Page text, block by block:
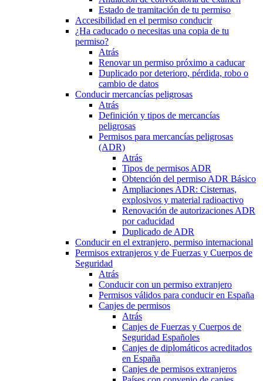
Estado de tramitación de tu permiso
Accesibilidad en el permiso conducir
¿Ha caducado o necesitas una copia de tu
permiso?
Atrás
Renovar un permiso próximo a caducar
Duplicado por deterioro, pérdida, robo o
cambio de datos
Conducir mercancías peligrosas
Atrás
Definición y tipos de mercancías
peligrosas
Permisos para mercancías peligrosas
(ADR)
Atrás
Tipos de permisos ADR
Obtención del permiso ADR Básico
Ampliaciones ADR: Cisternas,
explosivos y material radioactivo
Renovación de autorizaciones ADR
por caducidad
Duplicado de ADR
Conducir en el extranjero, permiso internacional
Permisos extranjeros y de Fuerzas y Cuerpos de
Seguridad
Atrás
Conducir con un permiso extranjero
Permisos válidos para conducir en España
Canjes de permisos
Atrás
Canjes de Fuerzas y Cuerpos de
Seguridad Españoles
Canjes de diplomáticos acreditados
en España
Canjes de permisos extranjeros